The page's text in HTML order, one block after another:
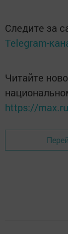
Следите за
Telegram-
Читайте
https://